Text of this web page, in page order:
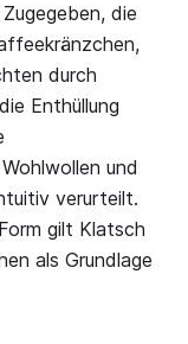
die
durch
Enthüllung
und
verurteilt.
gilt Klatsch
als Grundlage